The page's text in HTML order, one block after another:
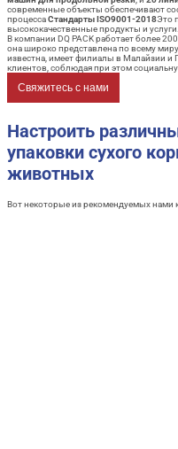
современные объекты обеспечивают
процессаСтандарты ISO9001-2018Это
высококачественные продукты и услуги.
В компании DQ PACK работает более
она широко представлена по всему
известна, имеет филиалы в Малайзии и
клиентов, соблюдая при этом
Свяжитесь с нами
Настроить
упаковки сухого
животных
Вот некоторые из рекомендуемых нами